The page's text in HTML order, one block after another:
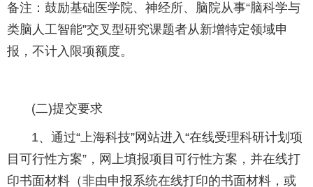
备注：鼓励基础医学院、神经所、脑院从事“脑科学与
类脑人工智能”交叉型研究课题者从新增特定领域申
报，不计入限项额度。
(二)提交要求
1、通过“上海科技”网站进入“在线受理科研计划项
目可行性方案”，网上填报项目可行性方案，并在线打
印书面材料（非由申报系统在线打印的书面材料，或